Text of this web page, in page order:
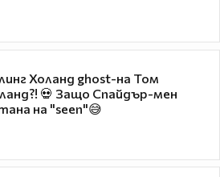
Холанд ghost-на Том
💀 Защо Спайдър-мен
на "seen"😅